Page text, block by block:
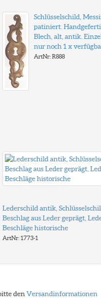
Schlüsselschild,
patiniert.
Blech, alt, antik.
nur noch 1 x
ArtNr: R888
Lederschild antik,
Beschlag aus Leder geprägt,
Beschläge historische
ArtNr: 1773-1
den Versandinformationen